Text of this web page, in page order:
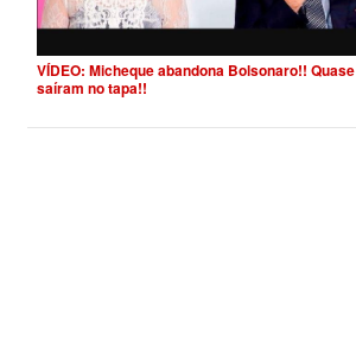
VÍDEO: Micheque abandona Bolsonaro!! Quase
saíram no tapa!!